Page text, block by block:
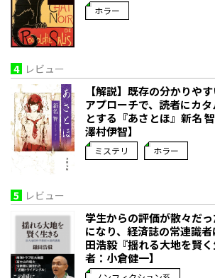
ホラー
4 レビュー
【解説】既存の分かりや
アプローチで、読者にカ
とする――『あさとほ』新名
澤村伊智】
ミステリ ホラー
5 レビュー
学生からの評価が散々だ
になり、経済誌の常連識者
田浩毅『揺れる大地を賢
者：小倉健一】